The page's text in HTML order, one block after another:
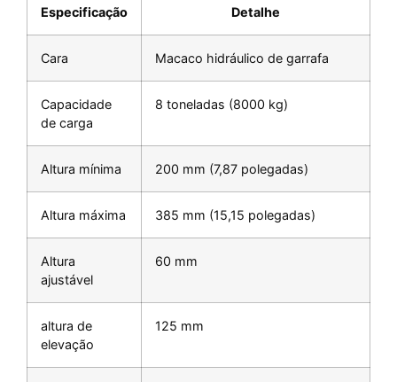
Especificação Detalhe
Cara Macaco hidráulico de garrafa
Capacidade
de carga
8 toneladas (8000 kg)
Altura mínima 200 mm (7,87 polegadas)
Altura máxima 385 mm (15,15 polegadas)
Altura
ajustável
60 mm
altura de
elevação
125 mm